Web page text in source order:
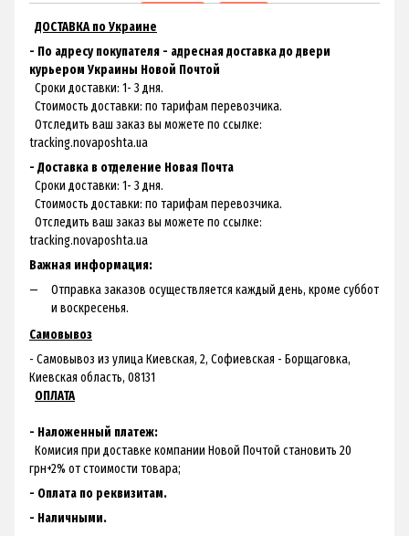
ДОСТАВКА по Украине
- По адресу покупателя - адресная доставка до двери
курьером Украины Новой Почтой
Сроки доставки: 1- 3 дня.
Стоимость доставки: по тарифам перевозчика.
Отследить ваш заказ вы можете по ссылке:
tracking.novaposhta.ua
- Доставка в отделение Новая Почта
Сроки доставки: 1- 3 дня.
Стоимость доставки: по тарифам перевозчика.
Отследить ваш заказ вы можете по ссылке:
tracking.novaposhta.ua
Важная информация:
Отправка заказов осуществляется каждый день, кроме суббот
и воскресенья.
Самовывоз
- Самовывоз из улица Киевская, 2, Софиевская - Борщаговка,
Киевская область, 08131
ОПЛАТА
- Наложенный платеж:
Комисия при доставке компании Новой Почтой становить 20
грн+2% от стоимости товара;
- Оплата по реквизитам.
- Наличными.